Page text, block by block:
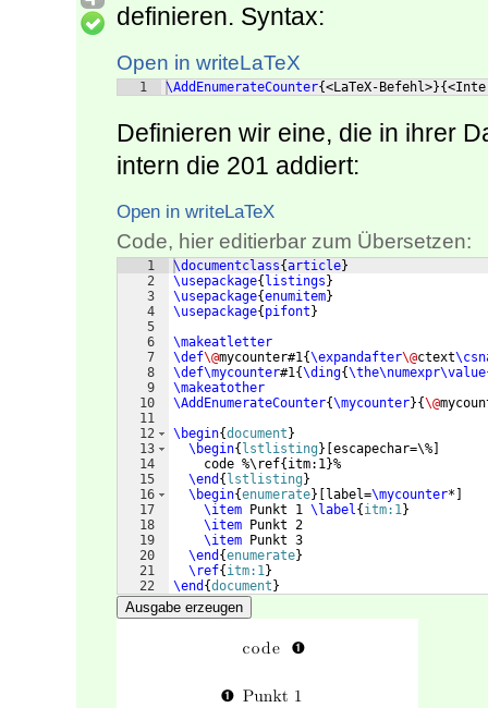
definieren. Syntax:
Open in writeLaTeX
1 \AddEnumerateCounter{<LaTeX-Befehl>}{
Definieren wir eine, die in ihrer
intern die 201 addiert:
Open in writeLaTeX
Code, hier editierbar zum Übersetzen:
1
2
3
4
5
6
7
8
9
10
11
12
13
14
15
16
17
18
19
20
21
22
\documentclass{article}
\usepackage{ listings }
\usepackage{enumitem}
\usepackage{ pifont }
\makeatletter
\def\@mycounter#1{\expandafter\@ctext
\def\mycounter#1{\ding{\the\numexpr\value
\makeatother
\AddEnumerateCounter{\mycounter}{\@
\begin{document }
\begin{ lstlisting } [escapechar=\%]
    code %\ref{itm:1}%
\end { lstlisting }
\begin{enumerate} label=\mycounter*
\item Punkt 1 \label{ itm:1}
\item Punkt 2
\item Punkt 3
\end {enumerate}
\ref{ itm:1}
\end {document }
Ausgabe erzeugen